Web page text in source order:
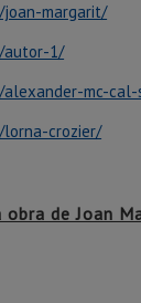
margarit/
autor-1/
mc-
crozier/
de Joan